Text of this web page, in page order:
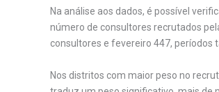
Na análise aos dados, é possível
número de consultores recrutados
consultores e fevereiro 447, períodos
Nos distritos com maior peso no